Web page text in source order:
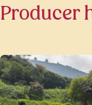
Producer